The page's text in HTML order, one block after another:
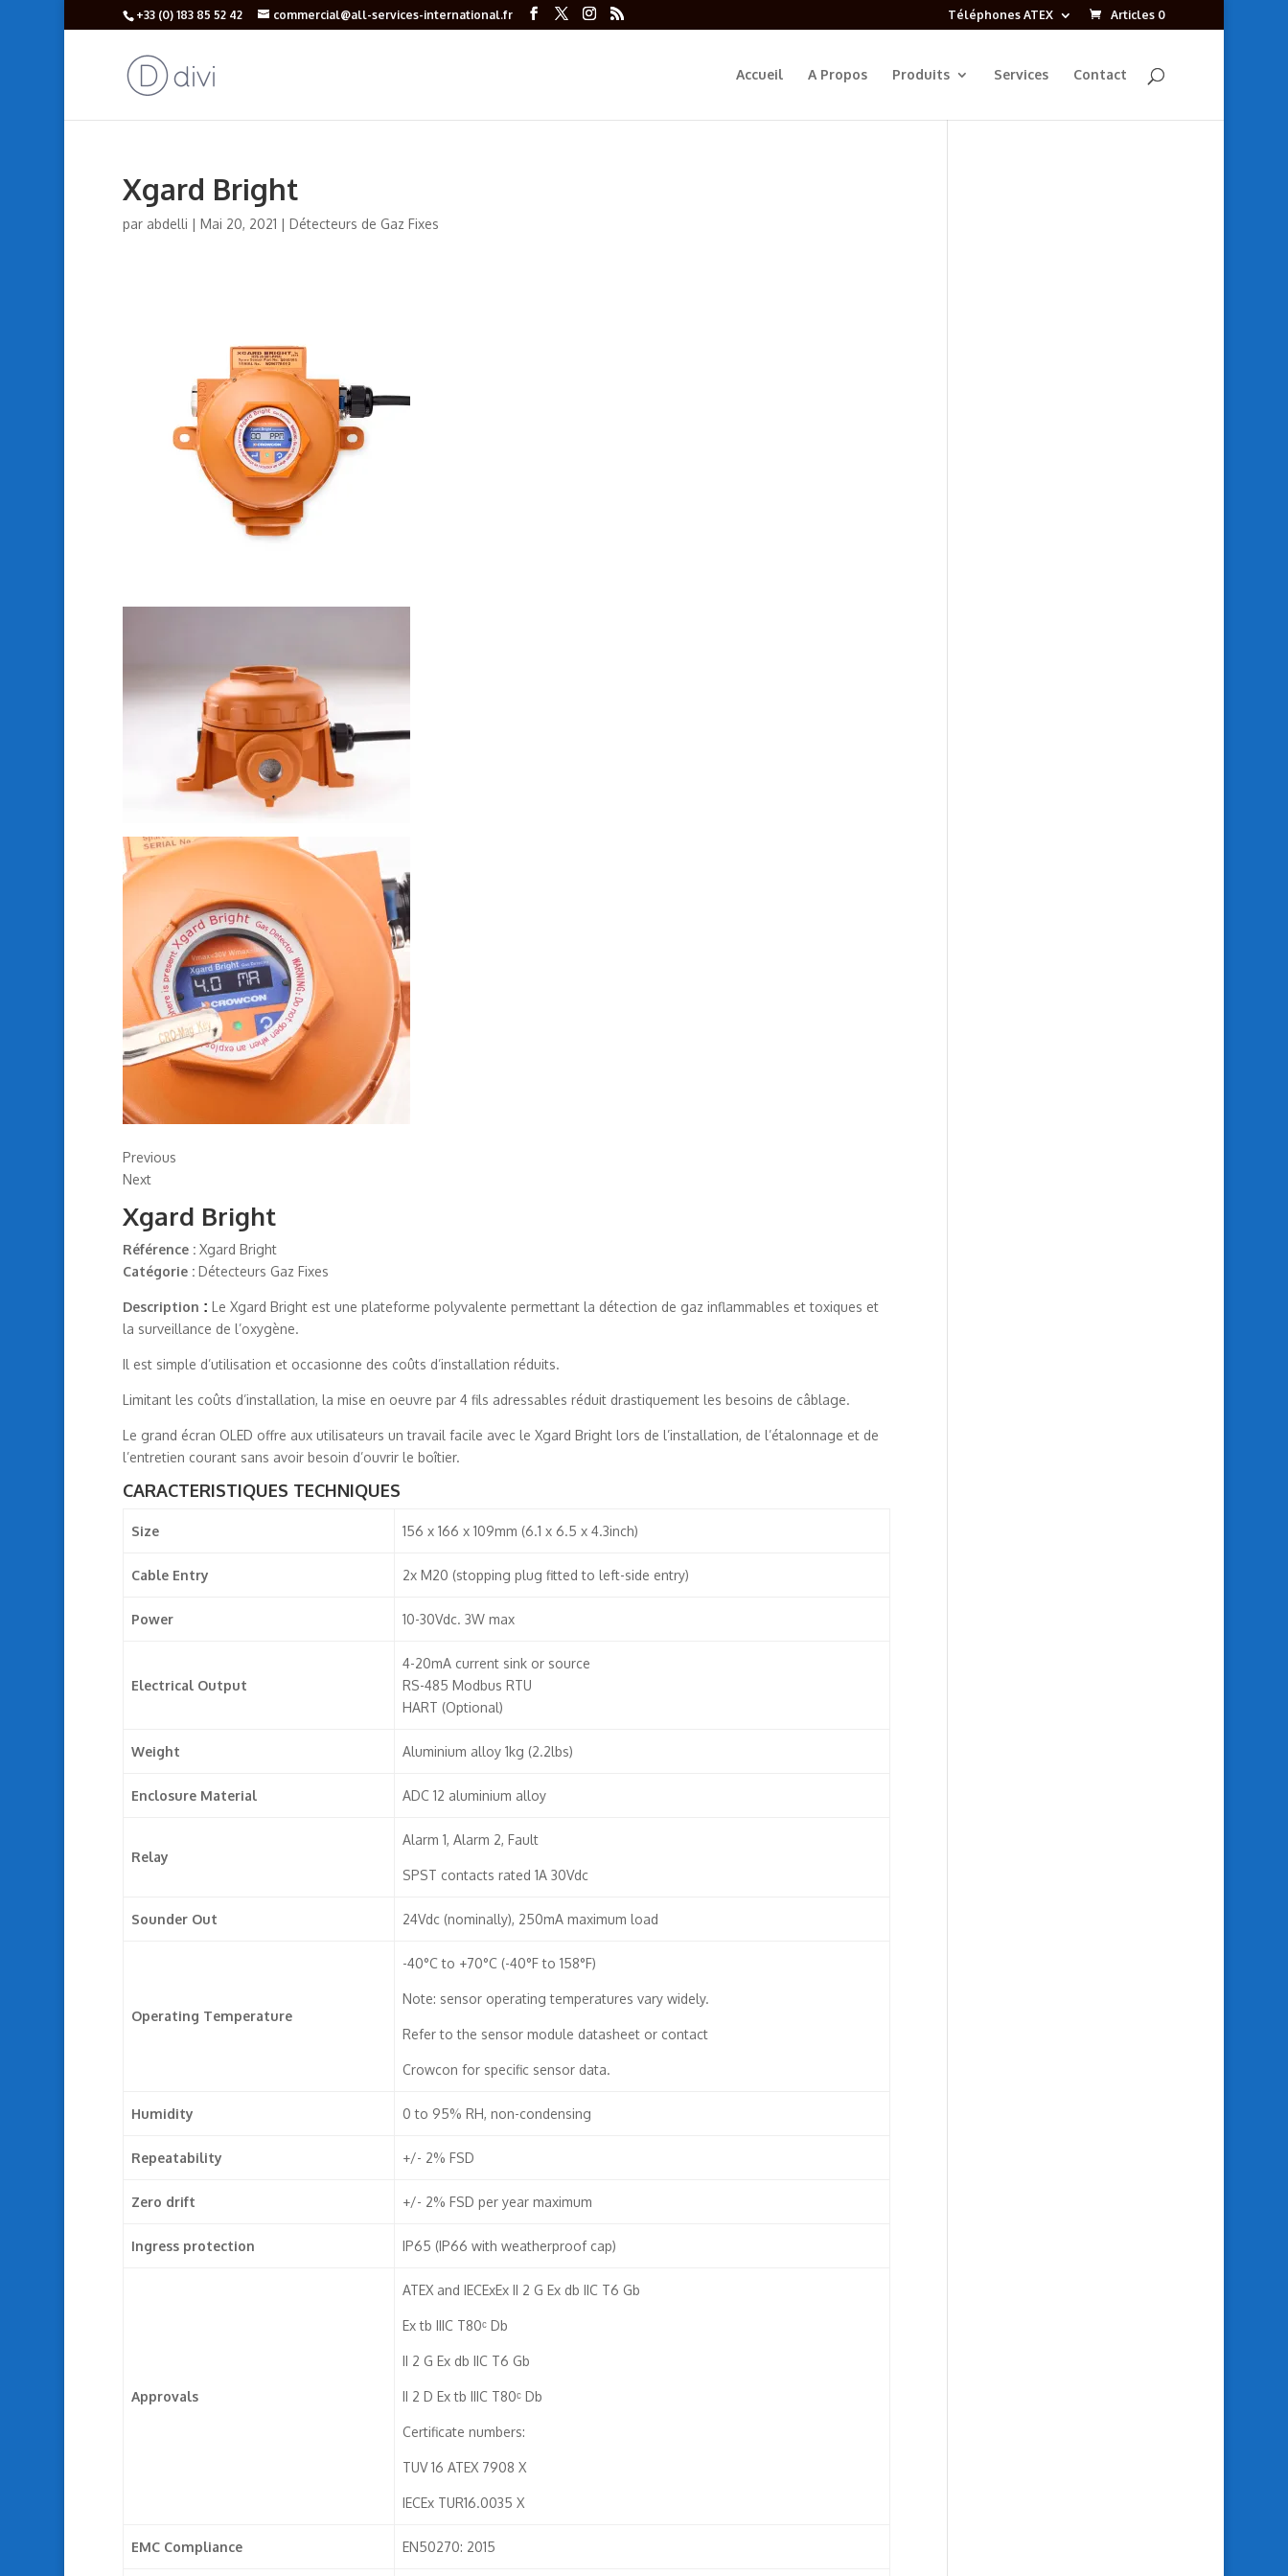
+33 (‎0) 183 85 52 42 commercial@all-services-international.fr Téléphones ATEX Articles 0
Accueil A Propos Produits Services Contact
Xgard Bright
par abdelli | Mai 20, 2021 | Détecteurs de Gaz Fixes
Previous
Next
Xgard Bright
Référence :Xgard Bright
Catégorie : Détecteurs Gaz Fixes
Description : Le Xgard Bright est une plateforme polyvalente permettant la détection de gaz inflammables et toxiques et
la surveillance de l’oxygène.
Il est simple d’utilisation et occasionne des coûts d’installation réduits.
Limitant les coûts d’installation, la mise en oeuvre par 4 fils adressables réduit drastiquement les besoins de câblage.
Le grand écran OLED offre aux utilisateurs un travail facile avec le Xgard Bright lors de l’installation, de l’étalonnage et de
l’entretien courant sans avoir besoin d’ouvrir le boîtier.
CARACTERISTIQUES TECHNIQUES
Size 156 x 166 x 109mm (6.1 x 6.5 x 4.3inch)
Cable Entry 2x M20 (stopping plug fitted to left-side entry)
Power 10-30Vdc. 3W max
Electrical Output
4-20mA current sink or source
RS-485 Modbus RTU
HART (Optional)
Weight Aluminium alloy 1kg (2.2lbs)
Enclosure Material ADC 12 aluminium alloy
Relay
Alarm 1, Alarm 2, Fault
SPST contacts rated 1A 30Vdc
Sounder Out 24Vdc (nominally), 250mA maximum load
Operating Temperature
-40°C to +70°C (-40°F to 158°F)
Note: sensor operating temperatures vary widely.
Refer to the sensor module datasheet or contact
Crowcon for specific sensor data.
Humidity 0 to 95% RH, non-condensing
Repeatability +/- 2% FSD
Zero drift +/- 2% FSD per year maximum
Ingress protection IP65 (IP66 with weatherproof cap)
Approvals
ATEX and IECExEx II 2 G Ex db IIC T6 Gb
Ex tb IIIC T80ᶜ Db
II 2 G Ex db IIC T6 Gb
II 2 D Ex tb IIIC T80ᶜ Db
Certificate numbers:
TUV 16 ATEX 7908 X
IECEx TUR16.0035 X
EMC Compliance EN50270: 2015